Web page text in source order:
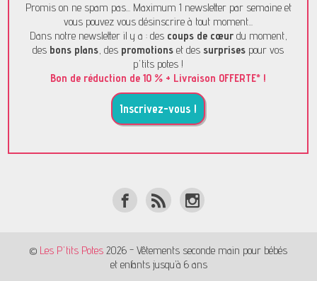
Promis on ne spam pas... Maximum 1 newsletter par semaine et
vous pouvez vous désinscrire à tout moment...
Dans notre newsletter il y a : des coups de cœurdu moment,
des bons plans, des promotions et dessurprises pour vos
p'tits potes !
Bon de réduction de 10 % + Livraison OFFERTE* !
Inscrivez-vous !
© Les P'tits Potes 2026 - Vêtements seconde main pour bébés
et enfants jusqu’à 6 ans